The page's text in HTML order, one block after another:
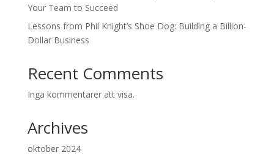
Your Team to Succeed
Lessons from Phil Knight’s Shoe Dog: Building a Billion-
Dollar Business
Recent Comments
Inga kommentarer att visa.
Archives
oktober 2024